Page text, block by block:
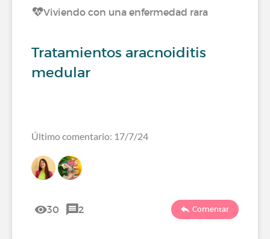
Viviendo con una enfermedad rara
Tratamientos aracnoiditis
medular
Último comentario: 17/7/24
30 2 Comentar